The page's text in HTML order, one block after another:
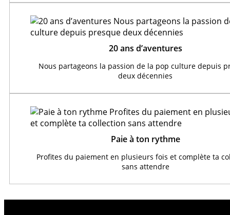
20 ans d’aventures
Nous partageons la passion de la pop culture depuis
deux décennies
Paie à ton rythme
Profites du paiement en plusieurs fois et complète ta
sans attendre